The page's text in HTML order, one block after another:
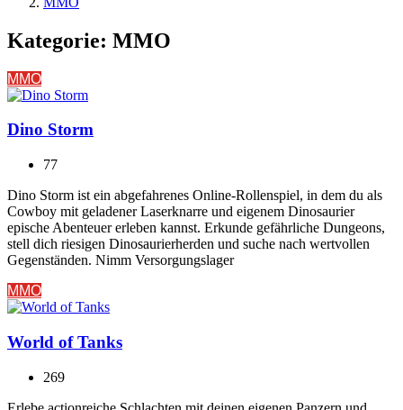
Kategorie: MMO
MMO
Dino Storm
77
Dino Storm ist ein abgefahrenes Online-Rollenspiel, in dem du als
Cowboy mit geladener Laserknarre und eigenem Dinosaurier
epische Abenteuer erleben kannst. Erkunde gefährliche Dungeons,
stell dich riesigen Dinosaurierherden und suche nach wertvollen
Gegenständen. Nimm Versorgungslager
MMO
World of Tanks
269